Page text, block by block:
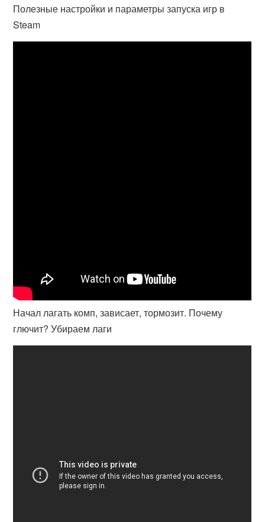
Полезные настройки и параметры запуска игр в
Steam
Начал лагать комп, зависает, тормозит. Почему
глючит? Убираем лаги